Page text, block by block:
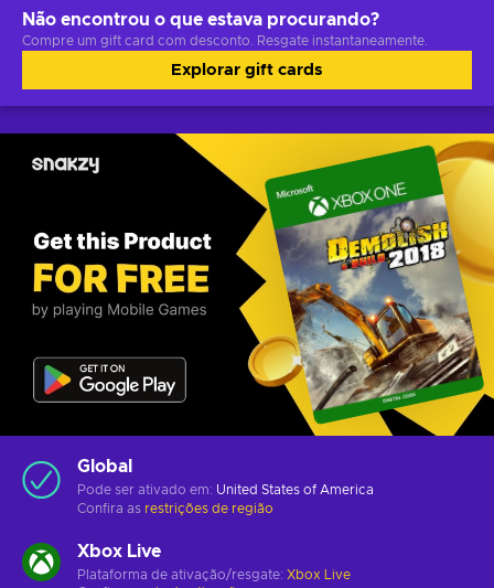
Não encontrou o que estava procurando?
Compre um gift card com desconto. Resgate instantaneamente.
Explorar gift cards
Global
Pode ser ativado em: United States of America
Confira as restrições de região
Xbox Live
Plataforma de ativação/resgate: Xbox Live